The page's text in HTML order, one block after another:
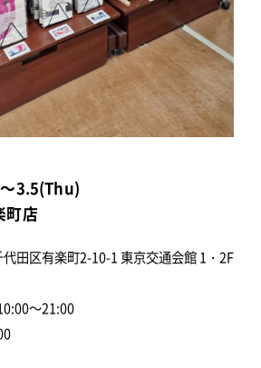
3.5(Thu)
店
田区有楽町2-10-1 東京交通会館 1・2F
～21:00